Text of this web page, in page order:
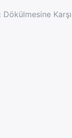
Dökülmesine